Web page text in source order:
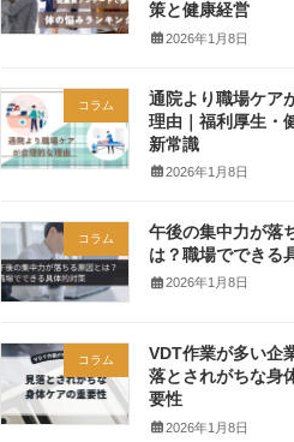
策と健康経営
2026年1月8日
コラム
通院より職場ケア
理由｜福利厚生・
新常識
2026年1月8日
コラム
午後の集中力が落
は？職場でできる
2026年1月8日
コラム
VDT作業が多い企
落とされがちな身
要性
2026年1月8日